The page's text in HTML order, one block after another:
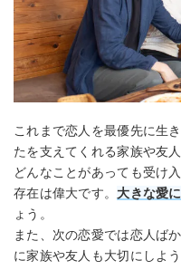
これまで恋人を最優先に生
たを支えてくれる家族や友
どんなことがあっても受け
存在は偉大です。 大きな愛
ょう。
また、次の恋愛では恋人ば
に家族や友人も大切にしよ